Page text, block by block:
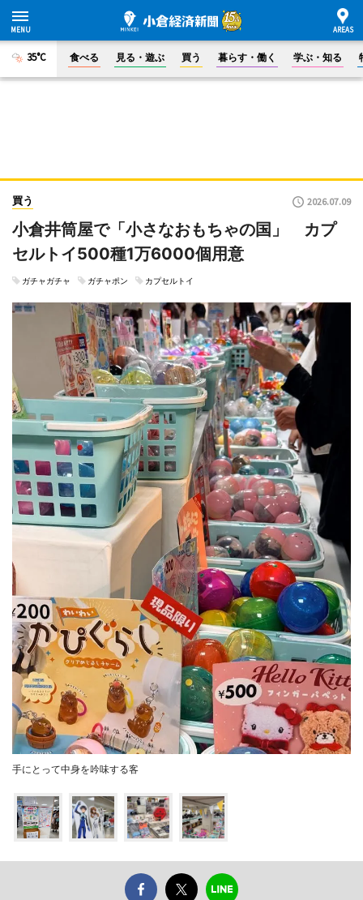
35°C 食べる 見る・遊ぶ 買う 暮らす・働く 学ぶ・知る
買う 2026.07.09
小倉井筒屋で「小さなおもちゃの国」 カプ
セルトイ500種1万6000個用意
ガチャガチャ ガチャポン カプセルトイ
手にとって中身を吟味する客